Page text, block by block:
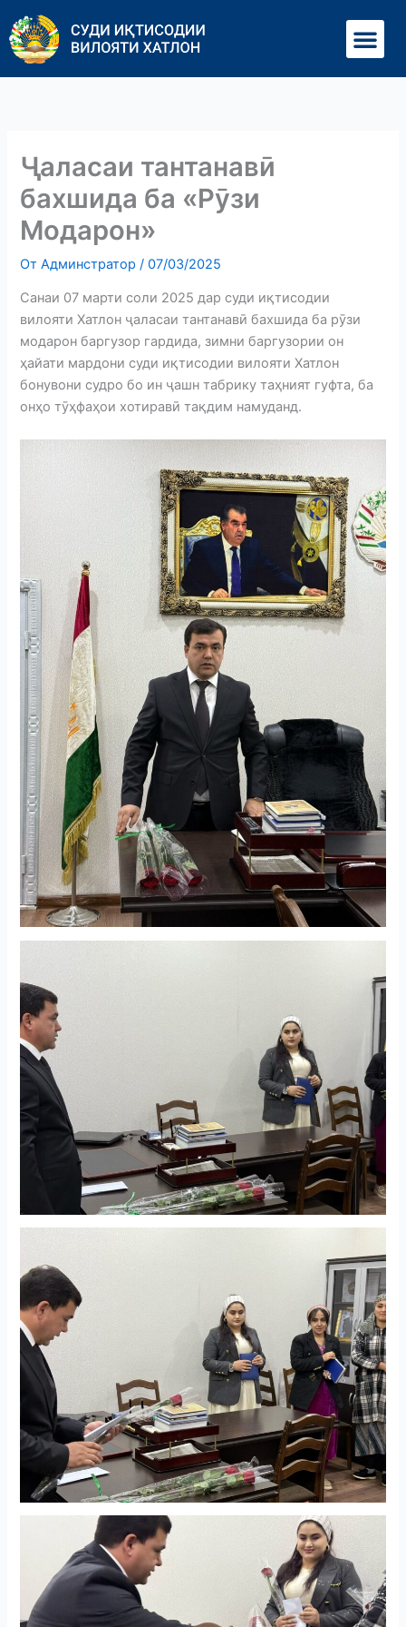
содержимому
Ҷаласаи тантанавӣ
бахшида ба «Рӯзи
Модарон»
ОтАдминстратор/07/03/2025
Санаи 07 марти соли 2025 дар суди иқтисодии
вилояти Хатлон ҷаласаи тантанавӣ бахшида ба рӯзи
модарон баргузор гардида, зимни баргузории он
ҳайати мардони суди иқтисодии вилояти Хатлон
бонувони судро бо ин ҷашн табрику таҳният гуфта, ба
онҳо тӯҳфаҳои хотиравӣ тақдим намуданд.